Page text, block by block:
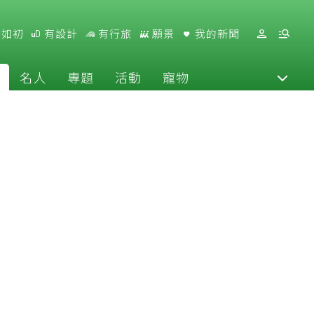
初 有設計 有行旅 願景 我的新聞
名人 專題 活動 寵物